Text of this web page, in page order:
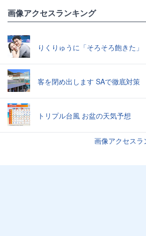
画像アクセスランキング
りくりゅうに「そろそろ飽きた」
客を閉め出します SAで徹底対策
トリプル台風 お盆の天気予想
画像アクセスラ